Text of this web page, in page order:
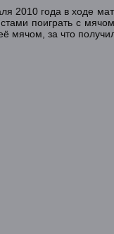
2010 года в ходе
поиграть с
за что